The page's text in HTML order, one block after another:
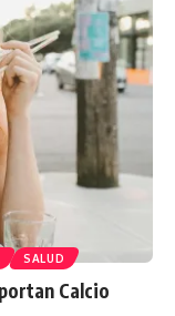
SALUD
Calcio